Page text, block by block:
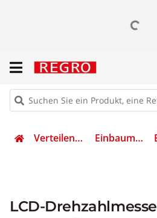
Verteilen & Sichern Einbaumessgeräte
LCD-